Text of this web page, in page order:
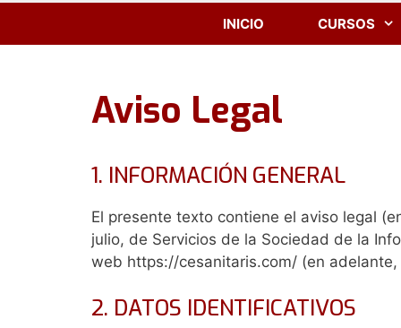
INICIO CURSOS
Aviso Legal
1. INFORMACIÓN GENERAL
El presente texto contiene el aviso legal
julio, de Servicios de la Sociedad de la
web https://cesanitaris.com/ (en adelante,
2. DATOS IDENTIFICATIVOS